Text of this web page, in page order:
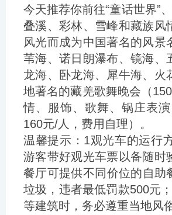
今天推荐你前往“童话世界”
叠溪、彩林、雪峰和藏族风
风光而成为中国著名的风
苇海、诺日朗瀑布、镜海、
龙海、卧龙海、犀牛海、火
地著名的藏羌歌舞晚会（
情、服饰、歌舞、锅庄表
160元/人，费用自理）。
温馨提示：1观光车的运行
游客带好观光车票以备随时
餐厅可提供不同价位的自助
垃圾，违者最低罚款500元
等建筑时，务必遵重当地风